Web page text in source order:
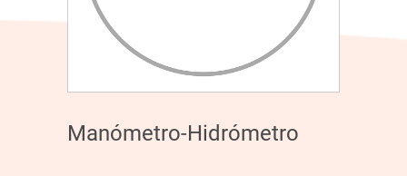
Manómetro-Hidrómetro